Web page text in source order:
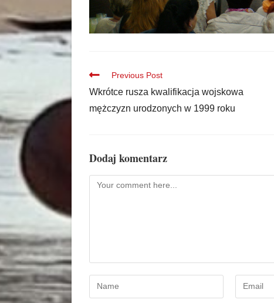
Previous Post
Wkrótce rusza kwalifikacja wojskowa
mężczyzn urodzonych w 1999 roku
Dodaj komentarz